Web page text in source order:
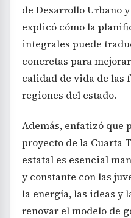
de Desarrollo Urbano
explicó cómo la
integrales puede
concretas para
calidad de vida de las
regiones del estado.
Además, enfatizó que
proyecto de la Cuarta
estatal es esencial
y constante con las
la energía, las ideas y
renovar el modelo de